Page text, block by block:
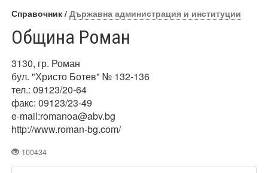
Справочник / Държавна администрация и институции
Община Роман
3130, гр. Роман
бул. "Христо Ботев" № 132-136
тел.: 09123/20-64
факс: 09123/23-49
e-mail:romanoa@abv.bg
http://www.roman-bg.com/
100434